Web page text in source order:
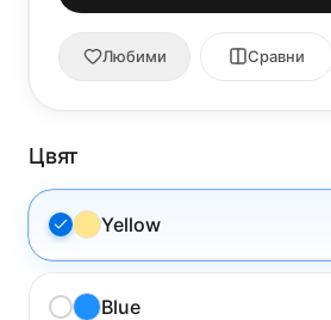
Любими Сравни
Цвят
Yellow
Blue